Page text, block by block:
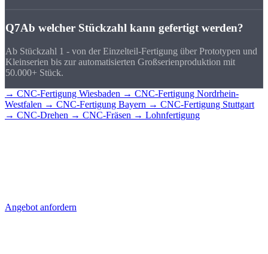
Q7Ab welcher Stückzahl kann gefertigt werden?
Ab Stückzahl 1 - von der Einzelteil-Fertigung über Prototypen und
Kleinserien bis zur automatisierten Großserienproduktion mit
50.000+ Stück.
→ CNC-Fertigung Wiesbaden → CNC-Fertigung Nordrhein-
Westfalen → CNC-Fertigung Bayern → CNC-Fertigung Stuttgart
→ CNC-Drehen → CNC-Fräsen → Lohnfertigung
Angebot anfordern